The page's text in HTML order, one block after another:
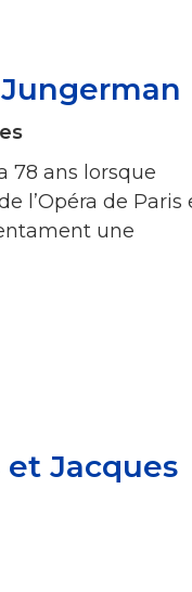
78 ans lorsque
l’Opéra de Paris
une
et Jacques